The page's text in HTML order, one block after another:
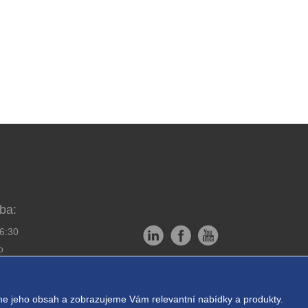
jeho obsah a zobrazujeme Vám relevantní nabídky a produkty.